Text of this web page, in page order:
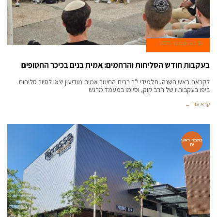
16 בספטמבר 2025
בעקבות חודש הסליחות והרחמים: אמית בנים בכיכר החטופים
לקראת ראש השנה, תלמידי י"ב בבית החינוך אמית מודיעין יצאו לסיור סליחות
ביפו בעקבותיו של הרב קוק, וסיימו במעמד מרגש
קרא עוד ←
כתבה ראש
ית